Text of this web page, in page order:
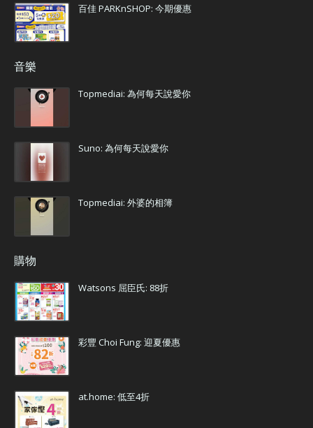
百佳 PARKnSHOP: 今期優惠
音樂
Topmediai: 為何每天說愛你
Suno: 為何每天說愛你
Topmediai: 外婆的相簿
購物
Watsons 屈臣氏: 88折
彩豐 Choi Fung: 迎夏優惠
at.home: 低至4折